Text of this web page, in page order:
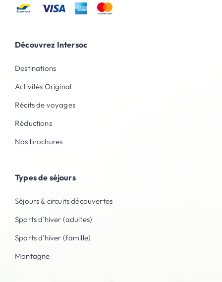
Découvrez Intersoc
Destinations
Activités Original
Récits de voyages
Réductions
Nos brochures
Types de séjours
Séjours & circuits découvertes
Sports d'hiver (adultes)
Sports d'hiver (famille)
Montagne